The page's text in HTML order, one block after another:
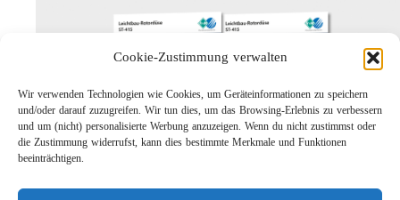
Cookie-Zustimmung verwalten
Wir verwenden Technologien wie Cookies, um Geräteinformationen zu speichern
und/oder darauf zuzugreifen. Wir tun dies, um das Browsing-Erlebnis zu verbessern
und um (nicht) personalisierte Werbung anzuzeigen. Wenn du nicht zustimmst oder
die Zustimmung widerrufst, kann dies bestimmte Merkmale und Funktionen
beeinträchtigen.